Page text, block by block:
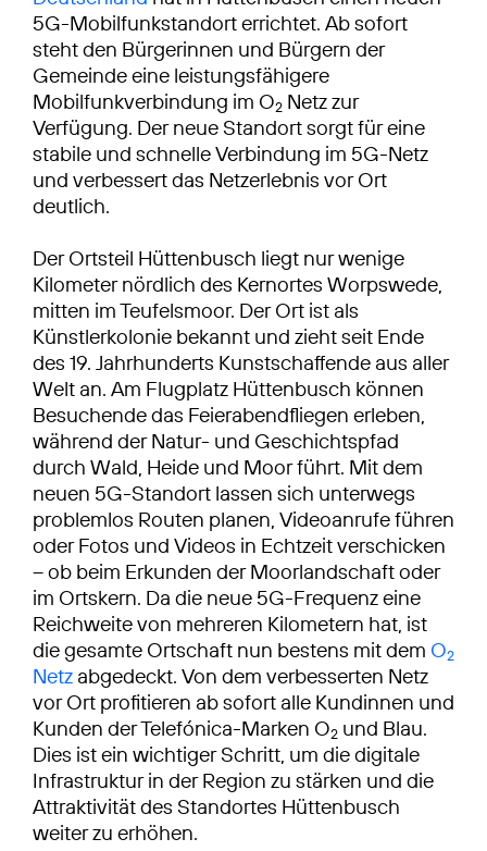
5G-Mobilfunkstandort errichtet. Ab sofort
steht den Bürgerinnen und Bürgern der
Gemeinde eine leistungsfähigere
Mobilfunkverbindung im O2 Netz zur
Verfügung. Der neue Standort sorgt für eine
stabile und schnelle Verbindung im 5G-Netz
und verbessert das Netzerlebnis vor Ort
deutlich.
Der Ortsteil Hüttenbusch liegt nur wenige
Kilometer nördlich des Kernortes Worpswede,
mitten im Teufelsmoor. Der Ort ist als
Künstlerkolonie bekannt und zieht seit Ende
des 19. Jahrhunderts Kunstschaffende aus aller
Welt an. Am Flugplatz Hüttenbusch können
Besuchende das Feierabendfliegen erleben,
während der Natur- und Geschichtspfad
durch Wald, Heide und Moor führt. Mit dem
neuen 5G-Standort lassen sich unterwegs
problemlos Routen planen, Videoanrufe führen
oder Fotos und Videos in Echtzeit verschicken
– ob beim Erkunden der Moorlandschaft oder
im Ortskern. Da die neue 5G-Frequenz eine
Reichweite von mehreren Kilometern hat, ist
die gesamte Ortschaft nun bestens mit dem O2
Netz abgedeckt. Von dem verbesserten Netz
vor Ort profitieren ab sofort alle Kundinnen und
Kunden der Telefónica-Marken O2 und Blau.
Dies ist ein wichtiger Schritt, um die digitale
Infrastruktur in der Region zu stärken und die
Attraktivität des Standortes Hüttenbusch
weiter zu erhöhen.